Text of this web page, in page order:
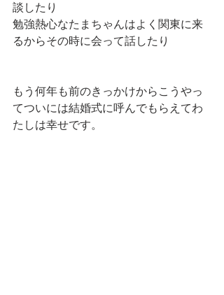
談したり
勉強熱心なたまちゃんはよく関東に来
るからその時に会って話したり
もう何年も前のきっかけからこうやっ
てついには結婚式に呼んでもらえてわ
たしは幸せです。